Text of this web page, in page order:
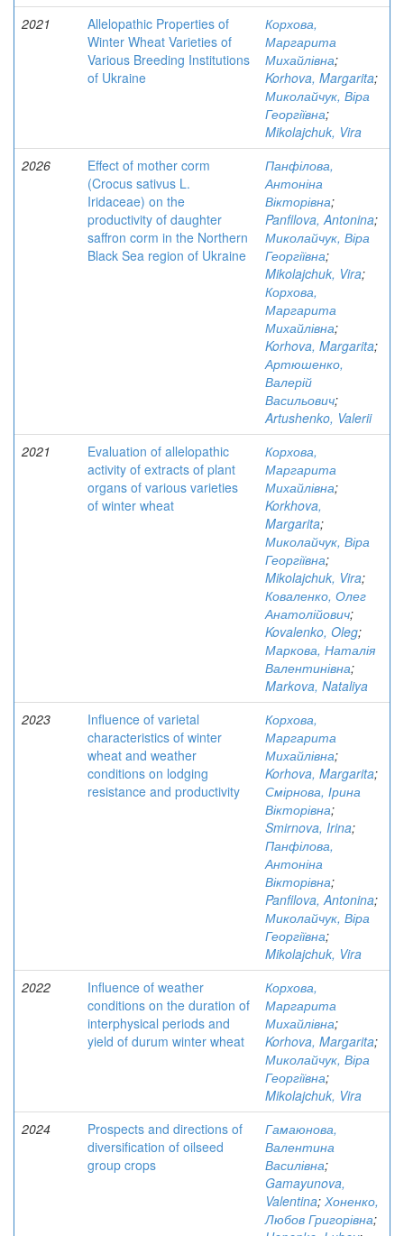
2021
Allelopathic Properties of
Winter Wheat Varieties of
Various Breeding Institutions
of Ukraine
Корхова,
Маргарита
Михайлівна;
Korhova, Margarita;
Миколайчук, Віра
Георгіївна;
Mikolajchuk, Vira
2026
Effect of mother corm
(Crocus sativus L.
Iridaceae) on the
productivity of daughter
saffron corm in the Northern
Black Sea region of Ukraine
Панфілова,
Антоніна
Вікторівна;
Panfilova, Antonina;
Миколайчук, Віра
Георгіївна;
Mikolajchuk, Vira;
Корхова,
Маргарита
Михайлівна;
Korhova, Margarita;
Артюшенко,
Валерій
Васильович;
Artushenko, Valerii
2021
Evaluation of allelopathic
activity of extracts of plant
organs of various varieties
of winter wheat
Корхова,
Маргарита
Михайлівна;
Korkhova,
Margarita;
Миколайчук, Віра
Георгіївна;
Mikolajchuk, Vira;
Коваленко, Олег
Анатолійович;
Kovalenko, Oleg;
Маркова, Наталія
Валентинівна;
Markova, Nataliya
2023
Influence of varietal
characteristics of winter
wheat and weather
conditions on lodging
resistance and productivity
Корхова,
Маргарита
Михайлівна;
Korhova, Margarita;
Смірнова, Ірина
Вікторівна;
Smirnova, Irina;
Панфілова,
Антоніна
Вікторівна;
Panfilova, Antonina;
Миколайчук, Віра
Георгіївна;
Mikolajchuk, Vira
2022
Influence of weather
conditions on the duration of
interphysical periods and
yield of durum winter wheat
Корхова,
Маргарита
Михайлівна;
Korhova, Margarita;
Миколайчук, Віра
Георгіївна;
Mikolajchuk, Vira
2024
Prospects and directions of
diversification of oilseed
group crops
Гамаюнова,
Валентина
Василівна;
Gamayunova,
Valentina; Хоненко,
Любов Григорівна;